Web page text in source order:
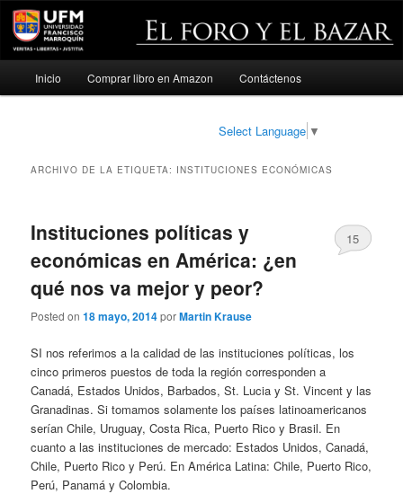
Ir
Ir
Inicio Comprar libro en Amazon Contáctenos
Select Language ▼
ARCHIVO DE LA ETIQUETA: INSTITUCIONES ECONÓMICAS
Instituciones políticas y
económicas en América: ¿en
qué nos va mejor y peor?
Posted on18 mayo, 2014porMartin Krause
15
SI nos referimos a la calidad de las instituciones políticas, los
cinco primeros puestos de toda la región corresponden a
Canadá, Estados Unidos, Barbados, St. Lucia y St. Vincent y las
Granadinas. Si tomamos solamente los países latinoamericanos
serían Chile, Uruguay, Costa Rica, Puerto Rico y Brasil. En
cuanto a las instituciones de mercado: Estados Unidos, Canadá,
Chile, Puerto Rico y Perú. En América Latina: Chile, Puerto Rico,
Perú, Panamá y Colombia.